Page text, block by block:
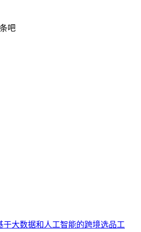
吧
于大数据和人工智能的跨境选品工